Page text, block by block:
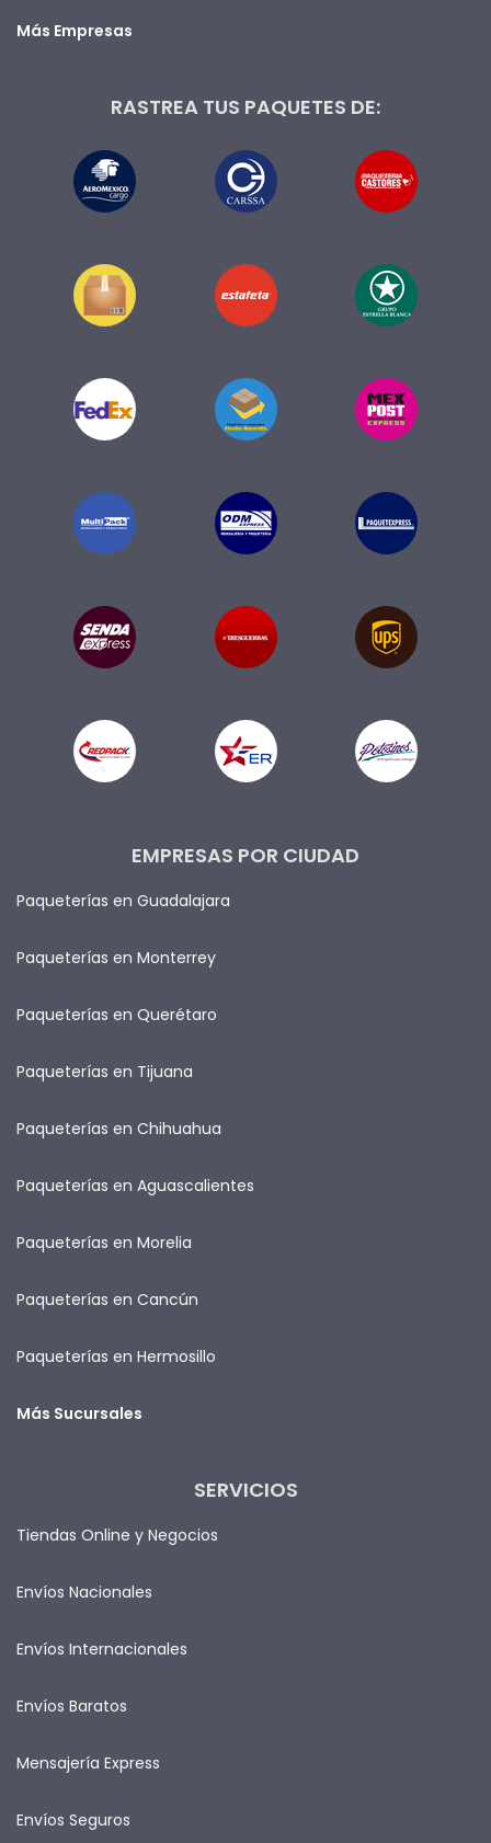
Más Empresas
RASTREA TUS PAQUETES DE:
EMPRESAS POR CIUDAD
Paqueterías en Guadalajara
Paqueterías en Monterrey
Paqueterías en Querétaro
Paqueterías en Tijuana
Paqueterías en Chihuahua
Paqueterías en Aguascalientes
Paqueterías en Morelia
Paqueterías en Cancún
Paqueterías en Hermosillo
Más Sucursales
SERVICIOS
Tiendas Online y Negocios
Envíos Nacionales
Envíos Internacionales
Envíos Baratos
Mensajería Express
Envíos Seguros